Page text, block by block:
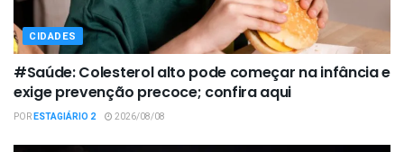
CIDADES
#Saúde: Colesterol alto pode começar na infância e
exige prevenção precoce; confira aqui
PORESTAGIÁRIO 2 2026/08/08